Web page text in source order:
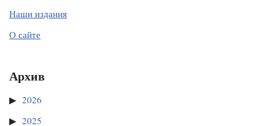
Наши издания
О сайте
Архив
2026
2025